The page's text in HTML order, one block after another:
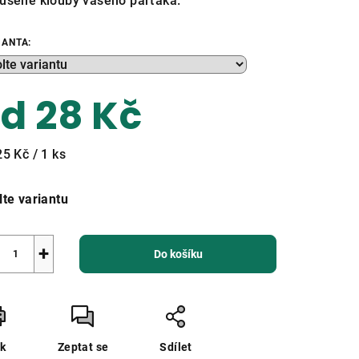
28 Kč
Kč / 1 ks
variantu
+ Do košíku
Zeptat se Sdílet